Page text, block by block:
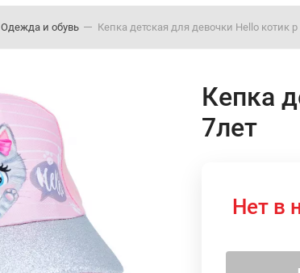
Одежда и обувь Кепка детская для девочки Hello котик р
Кепка
7лет
Нет в